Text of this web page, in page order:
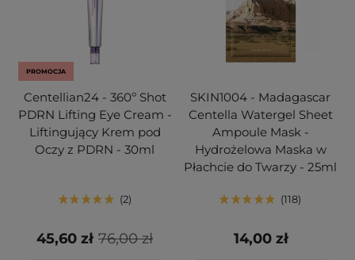
PROMOCJA
Centellian24 - 360º Shot
PDRN Lifting Eye Cream -
Liftingujący Krem pod
Oczy z PDRN - 30ml
2
76,00 zł
45,60 zł
SKIN1004 - Madagascar
Centella Watergel Sheet
Ampoule Mask -
Hydrożelowa Maska w
Płachcie do Twarzy - 25ml
118
14,00 zł